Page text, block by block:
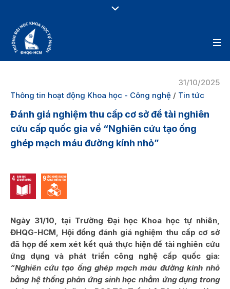
31/10/2025
Thông tin hoạt động Khoa học - Công nghệ / Tin tức
Đánh giá nghiệm thu cấp cơ sở đề tài nghiên
cứu cấp quốc gia về “Nghiên cứu tạo ống
ghép mạch máu đường kính nhỏ”
Ngày 31/10, tại Trường Đại học Khoa học tự nhiên,
ĐHQG-HCM, Hội đồng đánh giá nghiệm thu cấp cơ sở
đã họp để xem xét kết quả thực hiện đề tài nghiên cứu
ứng dụng và phát triển công nghệ cấp quốc gia:
“Nghiên cứu tạo ống ghép mạch máu đường kính nhỏ
bằng hệ thống phản ứng sinh học nhằm ứng dụng trong